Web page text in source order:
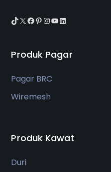
TikTok
X Facebook
Pinterest
Instagram
YouTube
LinkedIn
Produk Pagar
Pagar BRC
Wiremesh
Produk Kawat
Duri